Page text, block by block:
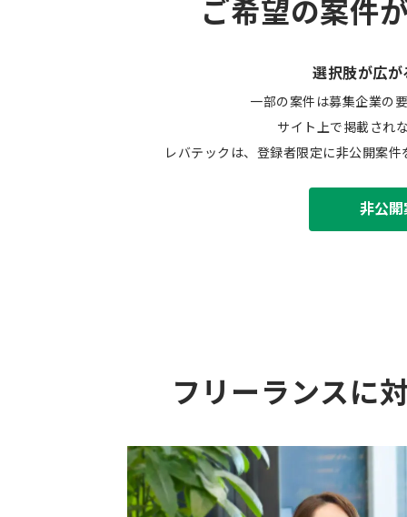
ご希望の案件
選択肢が広が
一部の案件は募集企業の
サイト上で掲載され
レバテックは、登録者限定に非公開案
非公
フリーランスに